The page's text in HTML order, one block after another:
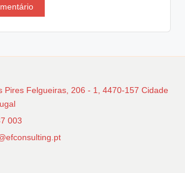
Pires Felgueiras, 206 - 1, 4470-157 Cidade
003